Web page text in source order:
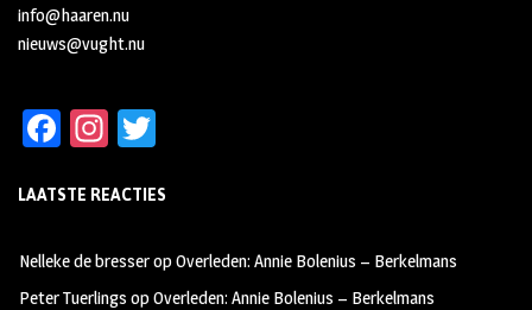
info@haaren.nu
nieuws@vught.nu
Fa
b
oo
k
In
ag
m
tt
LAATSTE REACTIES
Nelleke de bresseropOverleden: Annie Bolenius – Berkelmans
Peter Tuerlings opOverleden: Annie Bolenius – Berkelmans